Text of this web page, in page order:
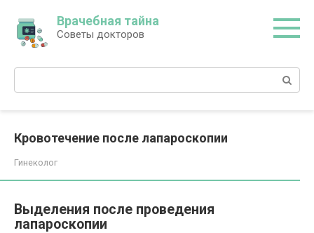
контенту
Врачебная тайна
Советы докторов
Поиск:
Кровотечение после лапароскопии
Гинеколог
Выделения после проведения
лапароскопии